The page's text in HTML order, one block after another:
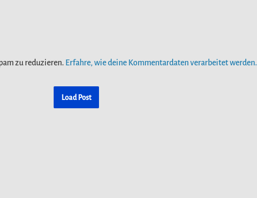
zu reduzieren. Erfahre, wie deine Kommentardaten verarbeitet werden.
Load Post